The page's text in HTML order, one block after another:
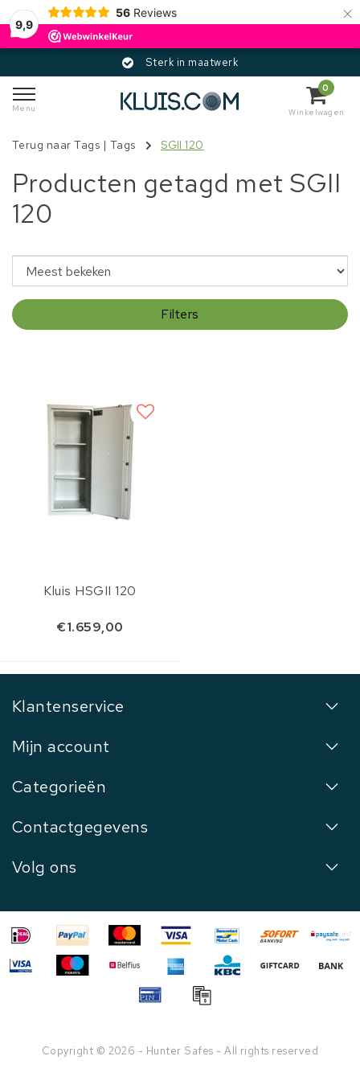
9,9
56 Reviews ×
Sterk in maatwerk
Menu
0
Winkelwagen
Terug naar Tags | Tags SGII 120
Producten getagd met SGII
120
Filters
Kluis HSGII 120
€1.659,00
Klantenservice
Mijn account
Categorieën
Contactgegevens
Volg ons
Copyright © 2026 - Hunter Safes - All rights reserved